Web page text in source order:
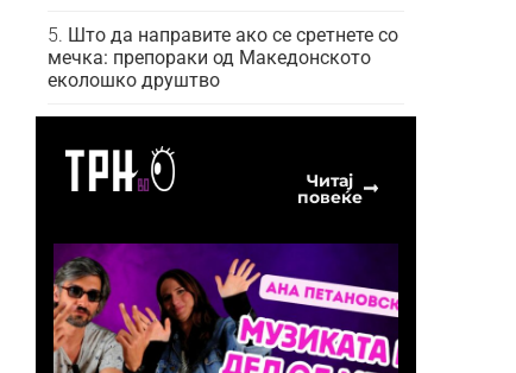
Што да направите ако се сретнете со
мечка: препораки од Македонското
еколошко друштво
Читај
повеќе